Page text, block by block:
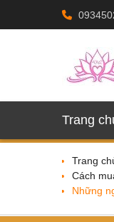
Trang
Trang
Cách
Những